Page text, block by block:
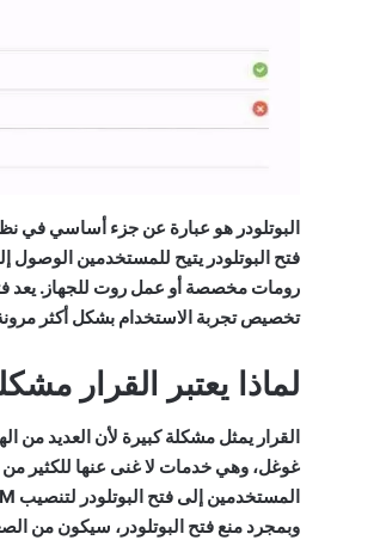
البوتلودر هو عبارة عن جزء أساسي في
فتح البوتلودر يتيح للمستخدمين الوصول
رومات مخصصة أو عمل روت للجهاز. يعد
تخصيص تجربة الاستخدام بشكل أكثر
لماذا يعتبر القرار
القرار يمثل مشكلة كبيرة لأن العديد
غوغل، وهي خدمات لا غنى عنها للكثير
وبمجرد منع فتح البوتلودر، سيكون من